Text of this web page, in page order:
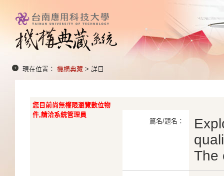
現在位置： 機構典藏 > 詳目
您目前尚無權限瀏覽數位物
件,請洽系統管理員
篇名/題名：
The